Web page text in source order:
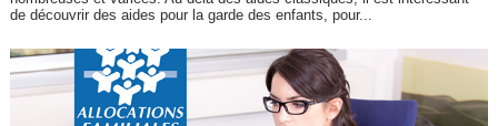
de découvrir des aides pour la garde des enfants, pour...